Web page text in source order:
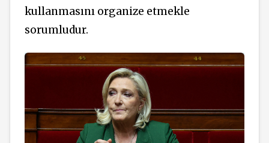
kullanmasını organize etmekle
sorumludur.